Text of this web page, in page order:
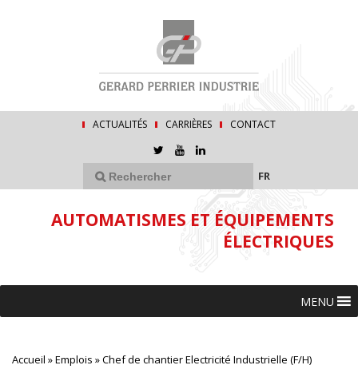
ACTUALITÉS CARRIÈRES CONTACT
FR
AUTOMATISMES ET ÉQUIPEMENTS
ÉLECTRIQUES
MENU
Accueil »Emplois »Chef de chantier Electricité Industrielle (F/H)